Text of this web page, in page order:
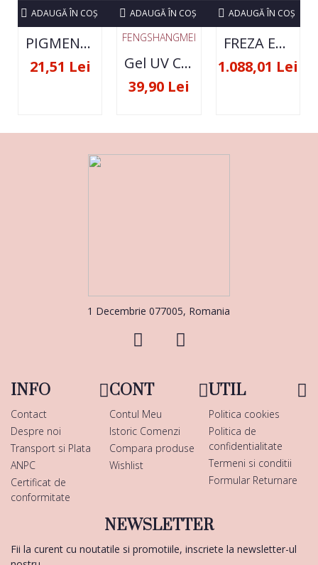
PIGMENT NEON SET 12 CULORI
21,51 Lei
ADAUGĂ ÎN COŞ
FENGSHANGMEI
Gel UV Constructie FSM 50ML - 07
39,90 Lei
ADAUGĂ ÎN COŞ
FREZA ELECTRICA STRONG 210 35000 RPM- ORIGINALA
1.088,01 Lei
ADAUGĂ ÎN COŞ
1 Decembrie 077005, Romania
INFO
Contact
Despre noi
Transport si Plata
ANPC
Certificat de
conformitate
CONT
Contul Meu
Istoric Comenzi
Compara produse
Wishlist
UTIL
Politica cookies
Politica de
confidentialitate
Termeni si conditii
Formular Returnare
NEWSLETTER
Fii la curent cu noutatile si promotiile, inscriete la newsletter-ul